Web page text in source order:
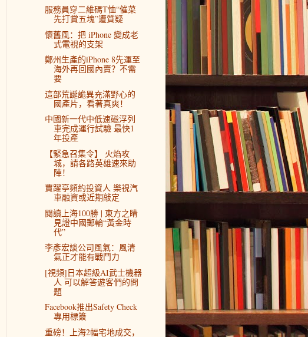
服務員穿二維碼T恤“催菜
先打賞五塊”遭質疑
懷舊風：把 iPhone 變成老
式電視的支架
鄭州生產的iPhone 8先運至
海外再回國內賣？不需
要
這部荒誕詭異充滿野心的
國產片，看著真爽！
中國新一代中低速磁浮列
車完成運行試驗 最快1
年投產
【緊急召集令】 火焰攻
城，請各路英雄速來助
陣！
賈躍亭頻約投資人 樂視汽
車融資或近期敲定
閱讀上海100勝 | 東方之睛
見證中國郵輪“黃金時
代”
李彥宏談公司風氣：風清
氣正才能有戰鬥力
[視頻]日本超級AI武士機器
人 可以解答遊客們的問
題
Facebook推出Safety Check
專用標簽
重磅！上海2幅宅地成交，